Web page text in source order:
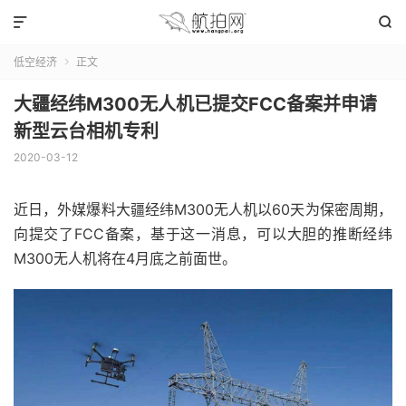


低空经济  正文
大疆经纬M300无人机已提交FCC备案并申请
新型云台相机专利
2020-03-12
近日，外媒爆料大疆经纬M300无人机以60天为保密周期，
向提交了FCC备案，基于这一消息，可以大胆的推断经纬
M300无人机将在4月底之前面世。